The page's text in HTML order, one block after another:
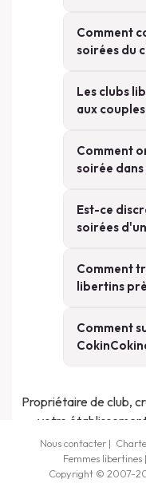
Comment
soirées du
Les clubs
aux couples
Comment
soirée dans
Est-ce
soirées
Comment
libertins
Comment
Propriétaire de club,
votre
Nous contacter |
Femmes libertines|
Copyright © 2007-